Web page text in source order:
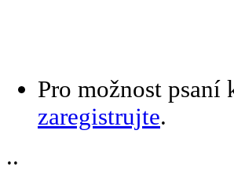
Pro možnost psaní
zaregistrujte.
..